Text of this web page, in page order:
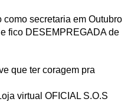
secretaria em Outubro
fico DESEMPREGADA de
que ter coragem pra
virtual OFICIAL S.O.S